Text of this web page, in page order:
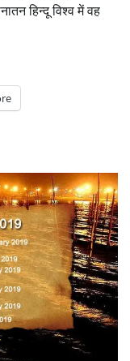
हिन्दू विश्व में वह